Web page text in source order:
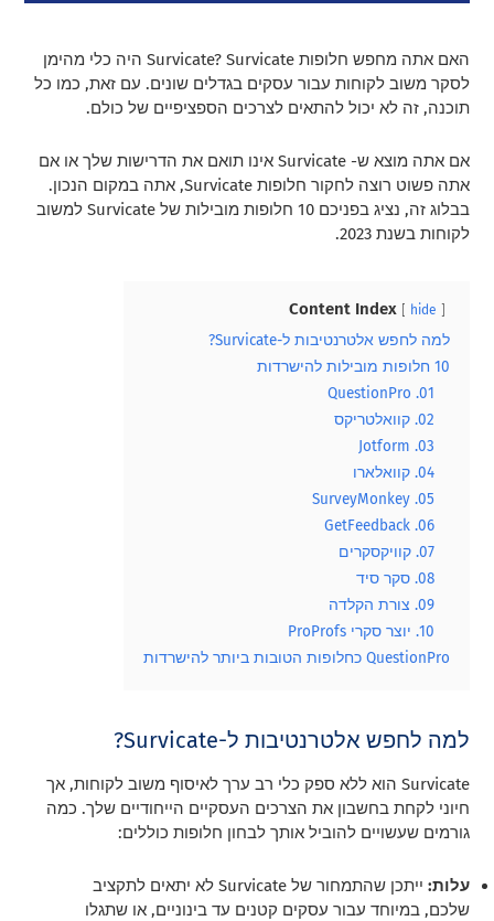
האם אתה מחפש חלופות Survicate? Survicate היה כלי מהימן
לסקר משוב לקוחות עבור עסקים בגדלים שונים. עם זאת, כמו כל
תוכנה, זה לא יכול להתאים לצרכים הספציפיים של כולם.
אם אתה מוצא ש- Survicate אינו תואם את הדרישות שלך או אם
אתה פשוט רוצה לחקור חלופות Survicate, אתה במקום הנכון.
בבלוג זה, נציג בפניכם 10 חלופות מובילות של Survicate למשוב
לקוחות בשנת 2023.
Content Index hide
למה לחפש אלטרנטיבות ל-Survicate?
10 חלופות מובילות להישרדות
01. QuestionPro
02. קוואלטריקס
03. Jotform
04. קוואלארו
05. SurveyMonkey
06. GetFeedback
07. קוויקסקרים
08. סקר סיד
09. צורת הקלדה
10. יוצר סקרי ProProfs
QuestionPro כחלופות הטובות ביותר להישרדות
למה לחפש אלטרנטיבות ל-Survicate?
Survicate הוא ללא ספק כלי רב ערך לאיסוף משוב לקוחות, אך
חיוני לקחת בחשבון את הצרכים העסקיים הייחודיים שלך. כמה
גורמים שעשויים להוביל אותך לבחון חלופות כוללים:
עלות:
ייתכן שהתמחור של Survicate לא יתאים לתקציב
שלכם, במיוחד עבור עסקים קטנים עד בינוניים, או שתגלו